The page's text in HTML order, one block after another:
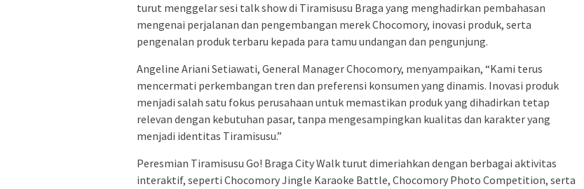
turut menggelar sesi talk show di Tiramisusu Braga yang menghadirkan pembahasan
mengenai perjalanan dan pengembangan merek Chocomory, inovasi produk, serta
pengenalan produk terbaru kepada para tamu undangan dan pengunjung.
Angeline Ariani Setiawati, General Manager Chocomory, menyampaikan, “Kami terus
mencermati perkembangan tren dan preferensi konsumen yang dinamis. Inovasi produk
menjadi salah satu fokus perusahaan untuk memastikan produk yang dihadirkan tetap
relevan dengan kebutuhan pasar, tanpa mengesampingkan kualitas dan karakter yang
menjadi identitas Tiramisusu.”
Peresmian Tiramisusu Go! Braga City Walk turut dimeriahkan dengan berbagai aktivitas
interaktif, seperti Chocomory Jingle Karaoke Battle, Chocomory Photo Competition, serta